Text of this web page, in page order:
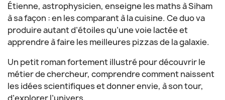
Étienne, astrophysicien, enseigne les maths à Siham
à sa façon : en les comparant à la cuisine. Ce duo va
produire autant d’étoiles qu’une voie lactée et
apprendre à faire les meilleures pizzas de la galaxie.
Un petit roman fortement illustré pour découvrir le
métier de chercheur, comprendre comment naissent
les idées scientifiques et donner envie, à son tour,